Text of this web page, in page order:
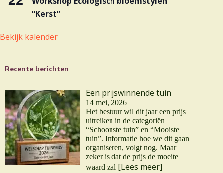
“Kerst”
Bekijk kalender
Recente berichten
Een prijswinnende tuin
14 mei, 2026
Het bestuur wil dit jaar een prijs
uitreiken in de categoriën
“Schoonste tuin” en “Mooiste
tuin”. Informatie hoe we dit gaan
organiseren, volgt nog. Maar
zeker is dat de prijs de moeite
waard zal [Lees meer]